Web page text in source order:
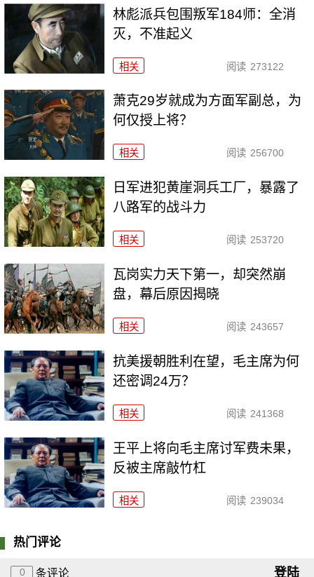
林彪派兵包围叛军184师：全消
灭，不准起义
相关 阅读 273122
萧克29岁就成为方面军副总，为
何仅授上将？
相关 阅读 256700
日军进犯黄崖洞兵工厂，暴露了
八路军的战斗力
相关 阅读 253720
瓦岗实力天下第一，却突然崩
盘，幕后原因揭晓
相关 阅读 243657
抗美援朝胜利在望，毛主席为何
还密调24万？
相关 阅读 241368
王平上将向毛主席讨军费未果，
反被主席敲竹杠
相关 阅读 239034
热门评论
0 条评论 登陆